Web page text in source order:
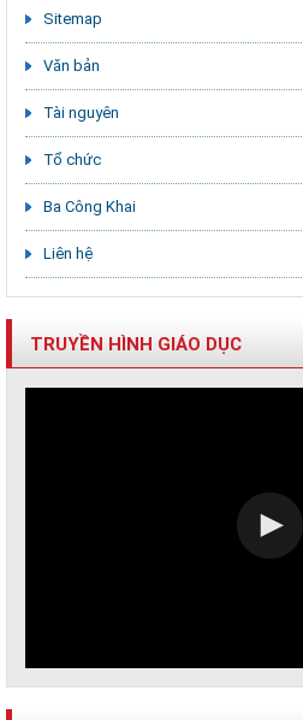
Sitemap
Văn bản
Tài nguyên
Tổ chức
Ba Công Khai
Liên hệ
TRUYỀN HÌNH GIÁO DỤC